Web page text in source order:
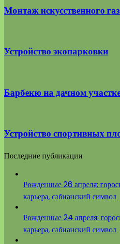
Монтаж искусственного
Устройство экопарковки
Барбекю на дачном
Устройство спортивных
Последние публикации
Рожденные 26 апреля:
карьера, сабианский символ
Рожденные 24 апреля:
карьера, сабианский символ